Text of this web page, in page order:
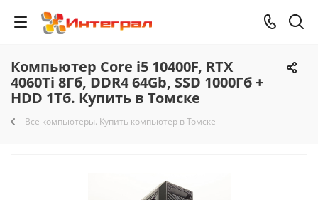
Компьютер Core i5 10400F, RTX
4060Ti 8Гб, DDR4 64Gb, SSD 1000Гб +
HDD 1Тб. Купить в Томске
Все компьютеры. Купить компьютер в Томске